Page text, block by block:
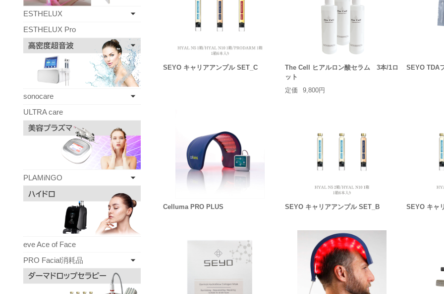
SEYO キャリアアンプル SET_C
The Cell ヒアルロン酸セラム 3本/1ロ
ット
定価
9,800円
SEYO TDA
Celluma PRO PLUS SEYO キャリアアンプル SET_B SEYO キャ
ESTHELUX
ESTHELUX Pro
sonocare
ULTRA care
PLAMiNGO
eve Ace of Face
PRO Facial消耗品